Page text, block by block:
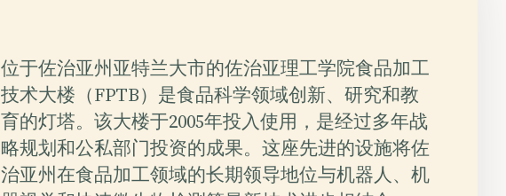
位于佐治亚州亚特兰大市的佐治亚理工学院食品加工
技术大楼（FPTB）是食品科学领域创新、研究和教
育的灯塔。该大楼于2005年投入使用，是经过多年战
略规划和公私部门投资的成果。这座先进的设施将佐
治亚州在食品加工领域的长期领导地位与机器人、机